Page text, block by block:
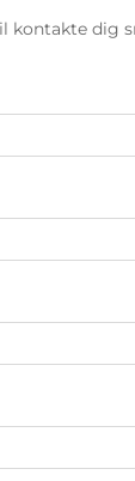
kontakte dig